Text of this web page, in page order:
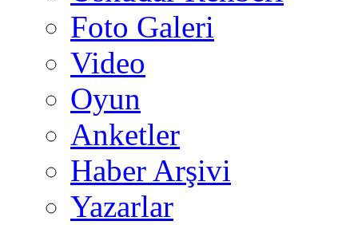
Foto Galeri
Video
Oyun
Anketler
Haber Arşivi
Yazarlar